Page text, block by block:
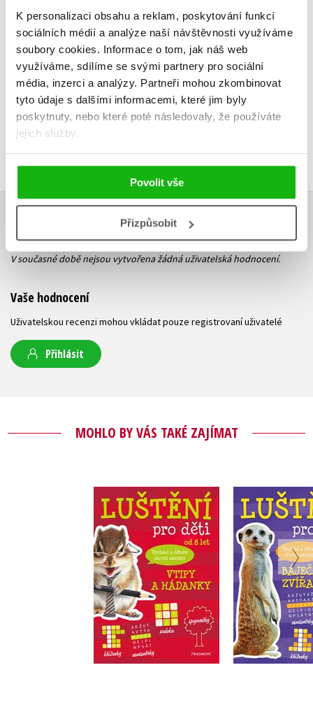
K personalizaci obsahu a reklam, poskytování funkcí
sociálních médií a analýze naší návštěvnosti využíváme
soubory cookies. Informace o tom, jak náš web
využíváme, sdílíme se svými partnery pro sociální
média, inzerci a analýzy. Partneři mohou zkombinovat
tyto údaje s dalšími informacemi, které jim byly
poskytnuty, nebo které poté následovaly, že používáte
jejich služby.
Povolit vše
Přizpůsobit
Do košíku
369 Kč
295 Kč
Do
HODNOCENÍ ČTENÁŘŮ
V současné době nejsou vytvořena žádná uživatelská hodnocení.
Vaše hodnocení
Uživatelskou recenzi mohou vkládat pouze registrovaní uživatelé
Přihlásit
MOHLO BY VÁS TAKÉ ZAJÍMAT
Luštění pro děti -
vtipy a hádanky
autora nemá
Do košíku
149 Kč
119 Kč
Luštění
Báječná
autora
Do
103 Kč